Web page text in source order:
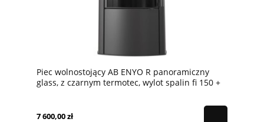
Piec wolnostojący AB ENYO R panoramiczny
glass, z czarnym termotec, wylot spalin fi 150 +
7 600,00 zł